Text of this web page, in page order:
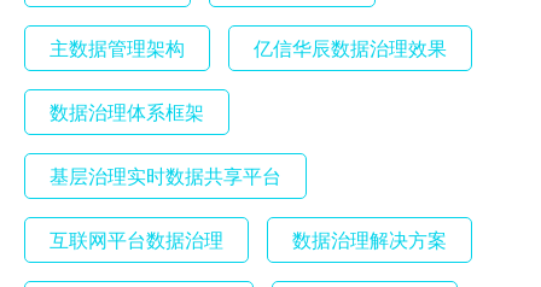
主数据管理架构 亿信华辰数据治理效果
数据治理体系框架
基层治理实时数据共享平台
互联网平台数据治理 数据治理解决方案